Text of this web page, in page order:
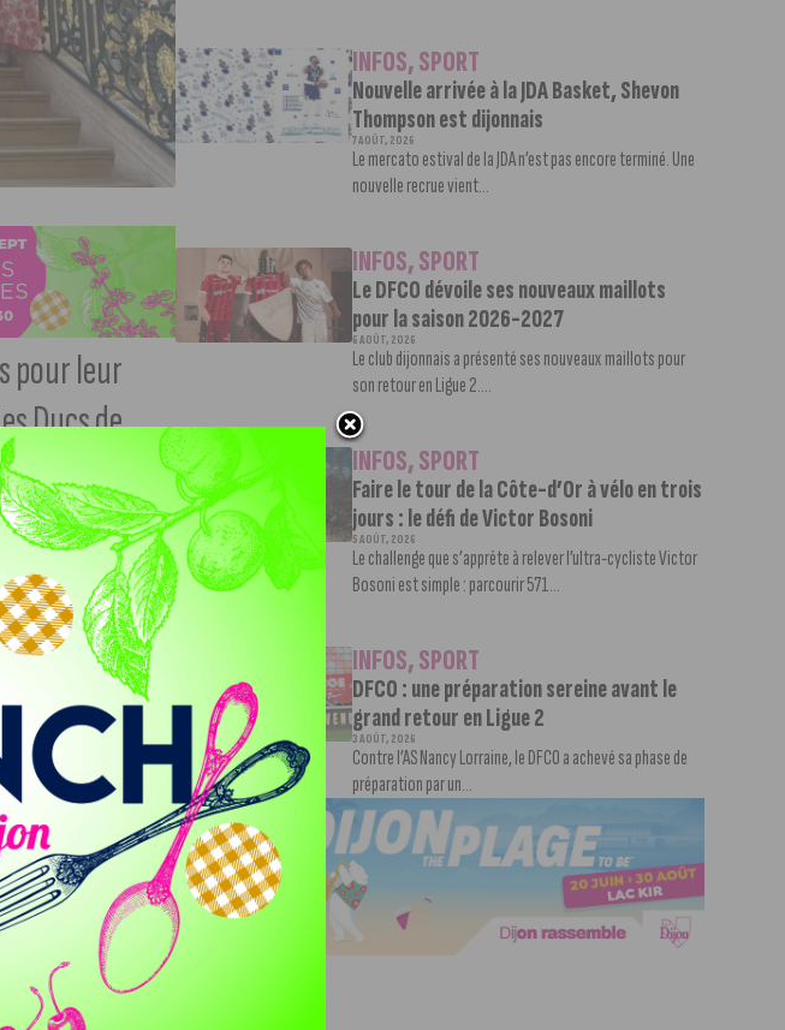
pour leur
Ducs de
métiers de Dijon
au sein de leur
de bouche,
représente leur
etOcéane
et de votre
les
INFOS,SPORT
Nouvelle arrivée à la JDA Basket, Shevon
Thompson est dijonnais
7 AOÛT, 2026
Le mercato estival de la JDA n’est pas encore terminé. Une
nouvelle recrue vient...
INFOS,SPORT
Le DFCO dévoile ses nouveaux maillots
pour la saison 2026-2027
6 AOÛT, 2026
Le club dijonnais a présenté ses nouveaux maillots pour
son retour en Ligue 2....
INFOS,SPORT
Faire le tour de la Côte-d’Or à vélo en trois
jours : le défi de Victor Bosoni
5 AOÛT, 2026
Le challenge que s’apprête à relever l’ultra-cycliste Victor
Bosoni est simple : parcourir 571...
INFOS,SPORT
DFCO : une préparation sereine avant le
grand retour en Ligue 2
3 AOÛT, 2026
Contre l’AS Nancy Lorraine, le DFCO a achevé sa phase de
préparation par un...